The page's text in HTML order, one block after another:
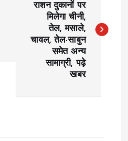
राशन दुकानों पर
मिलेगा चीनी,
तेल, मसाले,
चावल, तेल-साबुन
समेत अन्य
सामाग्री, पढ़े
खबर